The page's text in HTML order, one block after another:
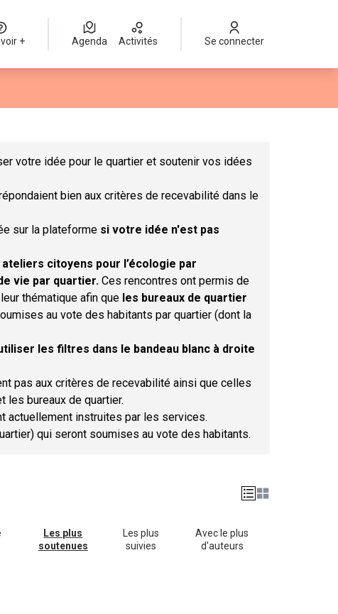
+ Agenda Activités Se connecter
votre idée pour le quartier et soutenir vos idées
bien aux critères de recevabilité dans le
sur la plateforme si votre idée n'est pas
ateliers citoyens pour l’écologie par
vie par quartier. Ces rencontres ont permis de
thématique afin que les bureaux de quartier
au vote des habitants par quartier (dont la
les filtres dans le bandeau blanc à droite
pas aux critères de recevabilité ainsi que celles
les bureaux de quartier.
actuellement instruites par les services.
qui seront soumises au vote des habitants.
Les plus
soutenues
Les plus
suivies
Avec le plus
d'auteurs